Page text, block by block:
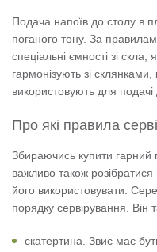
Подача напоїв до столу в
поганого тону. За
спеціальні ємності зі
гармонізують зі
використовують для подачі
Про які правила
Збираючись купити гарний
важливо також
його використовувати.
порядку сервірування. Він
скатертина. Звис має